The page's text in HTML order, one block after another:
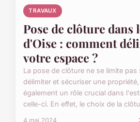
TRAVAUX
Pose de clôture dans
d'Oise : comment
votre espace ?
La pose de clôture ne se limite pas
délimiter et sécuriser une
également un rôle crucial dans
celle-ci. En effet, le choix de la
4 mai 2024